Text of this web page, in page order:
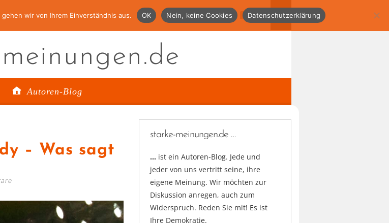
Autoren-Blog
– Was sagt
starke-meinungen.de …
… ist ein Autoren-Blog. Jede und
jeder von uns vertritt seine, ihre
eigene Meinung. Wir möchten zur
Diskussion anregen, auch zum
Widerspruch. Reden Sie mit! Es ist
Ihre Demokratie.
wir von Ihrem Einverständnis aus. OK Nein, keine Cookies Datenschutzerklärung